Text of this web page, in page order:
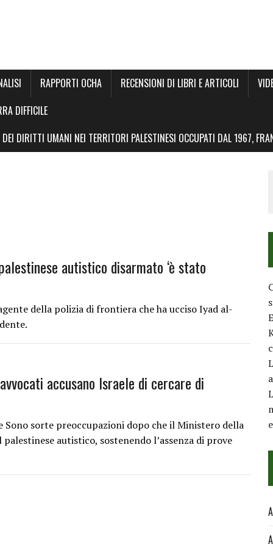
RAPPORTI OCHA RECENSIONI DI LIBRI E ARTICOLI
DIFFICILE
DIRITTI UMANI NEI TERRITORI PALESTINESI OCCUPATI DAL 1967,
autistico disarmato ‘è stato
della polizia di frontiera che ha ucciso Iyad al-
accusano Israele di cercare di
Sono sorte preoccupazioni dopo che il Ministero della
autistico, sostenendo l’assenza di prove